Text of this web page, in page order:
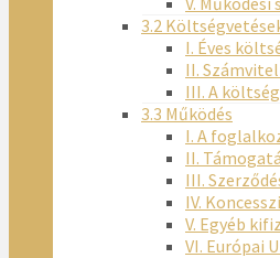
3.2
I. Éves
II.
III. A
3.3 Működés
I. A
II.
III.
IV.
V. Egyéb
VI. Európai